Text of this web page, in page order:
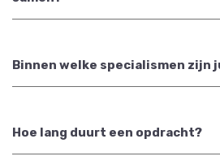
Binnen welke specialismen zijn
Hoe lang duurt een opdracht?